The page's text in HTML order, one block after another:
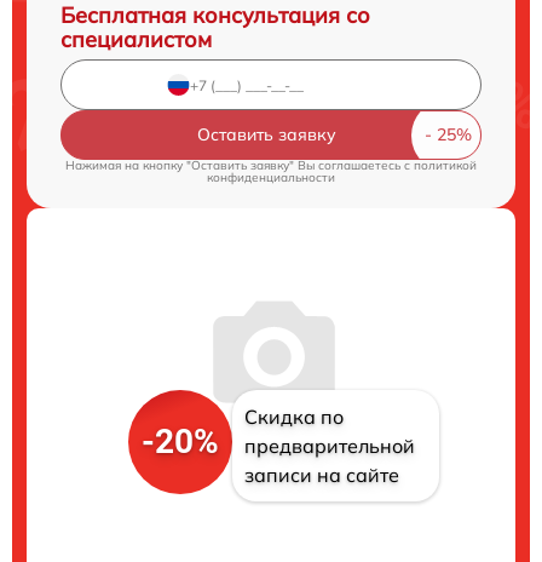
Бесплатная консультация со
специалистом
Оставить заявку
Нажимая на кнопку "Оставить заявку" Вы соглашаетесь cполитикой
конфиденциальности
-20%
Скидка по
предварительной
записи на сайте